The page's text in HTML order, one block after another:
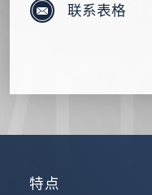
特点
联系表格